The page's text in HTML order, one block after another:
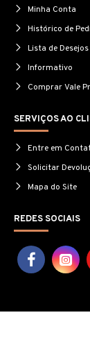
Minha Conta
Histórico de
Lista de Desejos
Informativo
Comprar Vale
SERVIÇOS AO
Entre em
Solicitar
Mapa do Site
REDES SOCIAIS